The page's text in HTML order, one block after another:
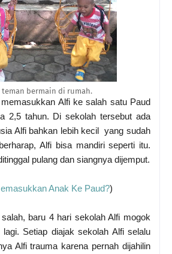
teman bermain di rumah.
Alfi ke salah satu Paud
2,5 tahun. Di sekolah tersebut ada
Alfi bahkan lebih kecil yang sudah
Alfi bisa mandiri seperti itu.
pulang dan siangnya dijemput.
Anak Ke Paud?)
baru 4 hari sekolah Alfi mogok
Setiap diajak sekolah Alfi selalu
Alfi trauma karena pernah dijahilin